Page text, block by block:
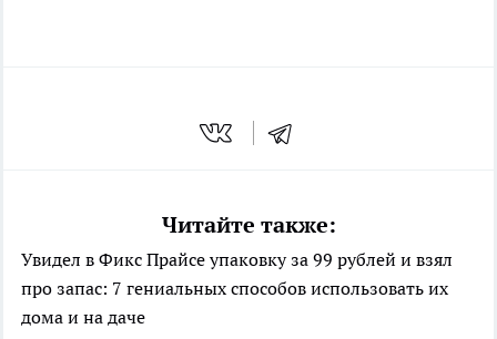
Читайте также:
Увидел в Фикс Прайсе упаковку за 99 рублей и взял
про запас: 7 гениальных способов использовать их
дома и на даче